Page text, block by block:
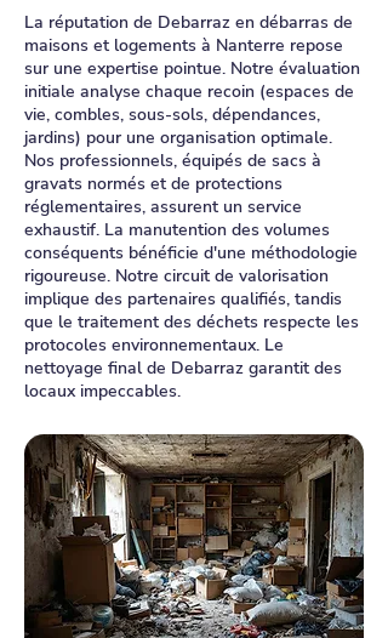
La réputation de Debarraz en débarras de
maisons et logements à Nanterre repose
sur une expertise pointue. Notre évaluation
initiale analyse chaque recoin (espaces de
vie, combles, sous-sols, dépendances,
jardins) pour une organisation optimale.
Nos professionnels, équipés de sacs à
gravats normés et de protections
réglementaires, assurent un service
exhaustif. La manutention des volumes
conséquents bénéficie d'une méthodologie
rigoureuse. Notre circuit de valorisation
implique des partenaires qualifiés, tandis
que le traitement des déchets respecte les
protocoles environnementaux. Le
nettoyage final de Debarraz garantit des
locaux impeccables.